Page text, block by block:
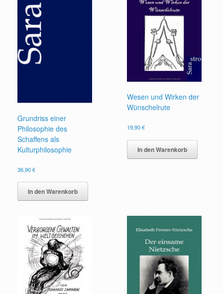
Grundriss einer
Philosophie des
Schaffens als
Kulturphilosophie
36,90€
In den Warenkorb
Wesen und Wirken der
Wünschelrute
19,90€
In den Warenkorb